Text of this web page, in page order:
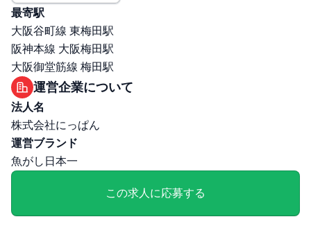
職場環境・ルール
受動喫煙対策（喫煙ルール）: 無
選考プロセス
面接回数: 1回
選考プロセス詳細: 選考フロー：書類選考（★履歴書事前
提出必須★）→面接1回 （人事部長）
その他
勤務・休日に関する補足: 始業時間：６:００ 終業時間：
２３:００ ※上記時間内シフトにて勤務（配属店舗により
異なる） 休憩時間：6時間超の場合：45分以上 8時間超
勤務の場合：60分以上※店舗の営業時間による/(年間休日
最寄駅
大阪谷町線 東梅田駅
阪神本線 大阪梅田駅
大阪御堂筋線 梅田駅
運営企業について
法人名
株式会社にっぱん
運営ブランド
魚がし日本一
この求人に応募する